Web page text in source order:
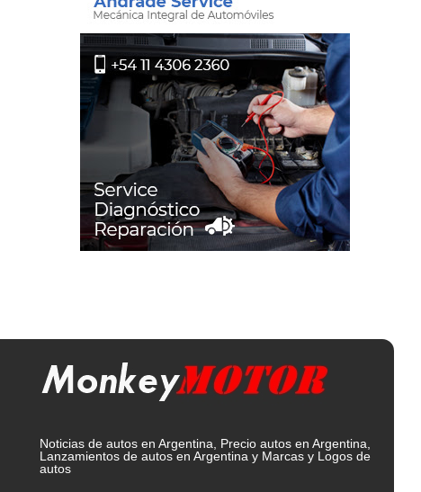
Noticias de autos en Argentina, Precio autos en Argentina,
Lanzamientos de autos en Argentina y Marcas y Logos de
autos